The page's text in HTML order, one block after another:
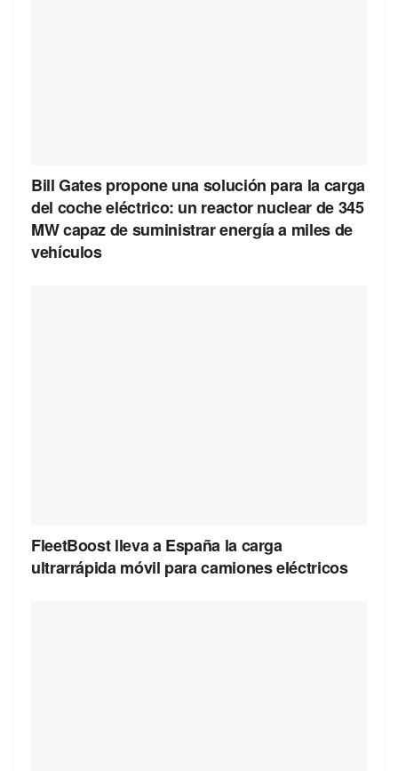
Bill Gates propone una solución para la carga
del coche eléctrico: un reactor nuclear de 345
MW capaz de suministrar energía a miles de
vehículos
FleetBoost lleva a España la carga
ultrarrápida móvil para camiones eléctricos